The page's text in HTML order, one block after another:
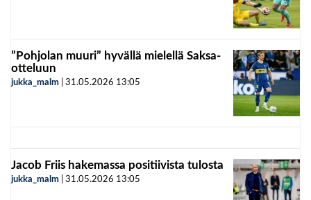
”Pohjolan muuri” hyvällä mielellä Saksa-
otteluun
jukka_malm 31.05.2026 13:05
Jacob Friis hakemassa positiivista tulosta
jukka_malm 31.05.2026 13:05